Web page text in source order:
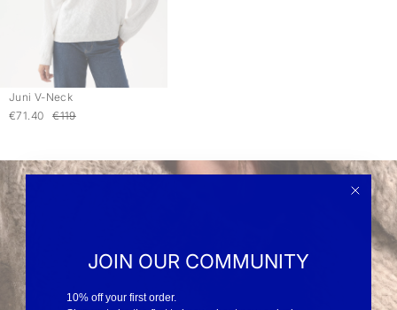
Juni V-Neck
€71.40
€119
JOIN OUR COMMUNITY
10% off your first order.